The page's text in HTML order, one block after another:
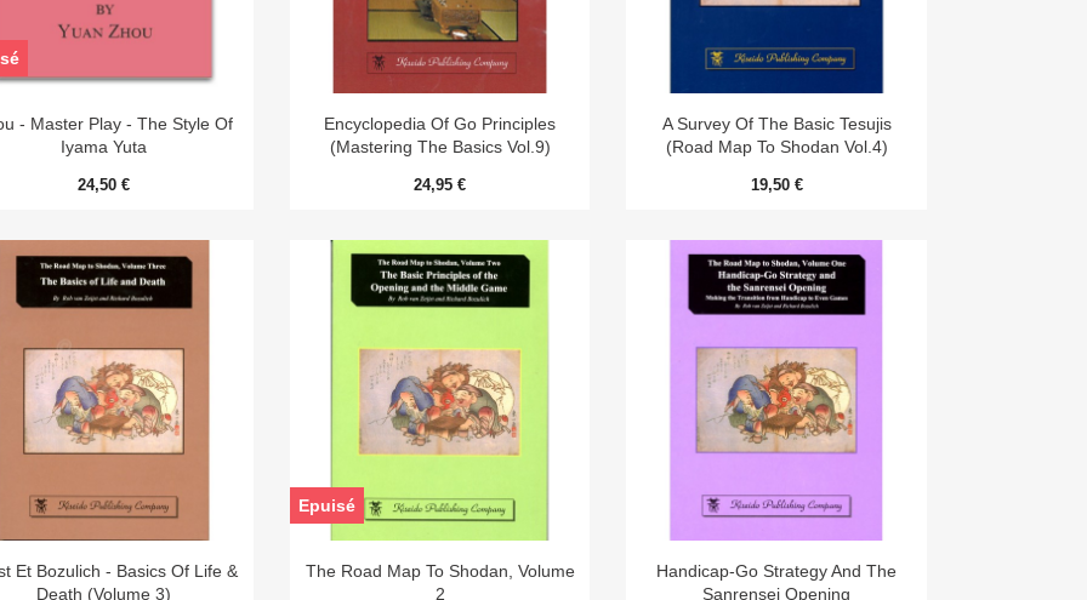
Aperçu rapide
- Master Play - The Style Of
Iyama Yuta
24,50 €
Aperçu rapide
Encyclopedia Of Go Principles
(Mastering The Basics Vol.9)
24,95 €
Aperçu rapide
A Survey Of The Basic Tesujis
(Road Map To Shodan Vol.4)
19,50 €
Aperçu rapide
Et Bozulich - Basics Of Life &
Death (volume 3)
Aperçu rapide
The Road Map To Shodan, Volume
2
Epuisé
 Aperçu rapide
Handicap-Go Strategy And The
Sanrensei Opening